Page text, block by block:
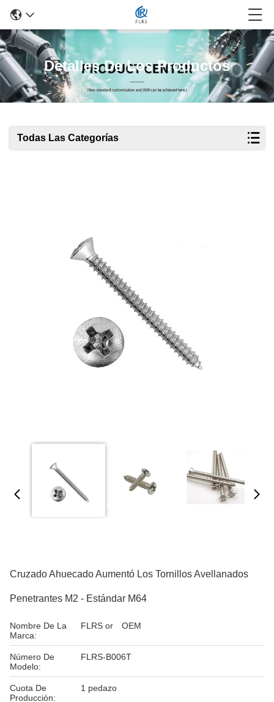
Detalles De Los Productos
Todas Las Categorías
Cruzado Ahuecado Aumentó Los Tornillos Avellanados
Penetrantes M2 - Estándar M64
Nombre De La
Marca:
FLRS or OEM
Número De
Modelo:
FLRS-B006T
Cuota De
Producción:
1 pedazo